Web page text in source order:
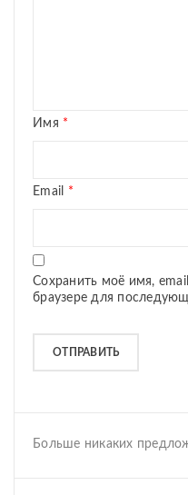
Имя *
Email *
Сохранить моё имя,
браузере для
Больше никаких